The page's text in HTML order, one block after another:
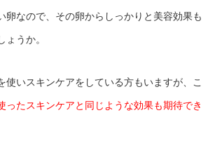
卵なので、その卵からしっかりと美容効果も
うか。
使いスキンケアをしている方もいますが、こ
ったスキンケアと同じような効果も期待でき